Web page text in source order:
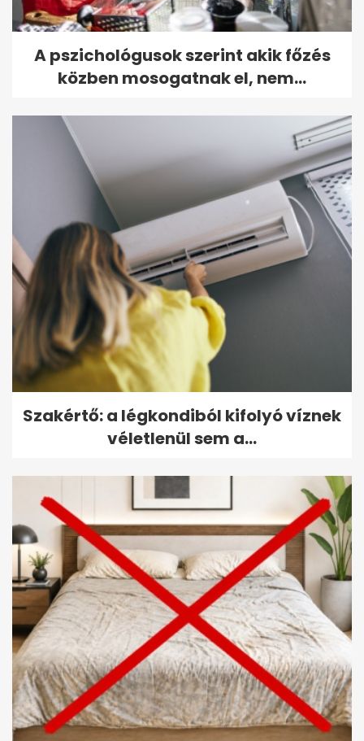
A pszichológusok szerint akik főzés
közben mosogatnak el, nem...
Szakértő: a légkondiból kifolyó víznek
véletlenül sem a...